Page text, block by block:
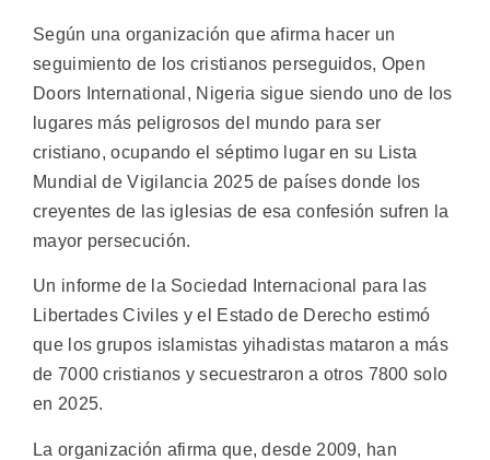
Según una organización que afirma hacer un
seguimiento de los cristianos perseguidos, Open
Doors International, Nigeria sigue siendo uno de los
lugares más peligrosos del mundo para ser
cristiano, ocupando el séptimo lugar en su Lista
Mundial de Vigilancia 2025 de países donde los
creyentes de las iglesias de esa confesión sufren la
mayor persecución.
Un informe de la Sociedad Internacional para las
Libertades Civiles y el Estado de Derecho estimó
que los grupos islamistas yihadistas mataron a más
de 7000 cristianos y secuestraron a otros 7800 solo
en 2025.
La organización afirma que, desde 2009, han